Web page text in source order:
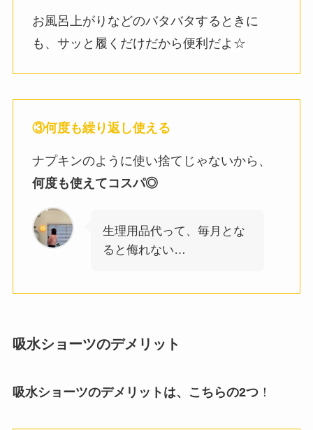
お風呂上がりなどのバタバタするときに
も、サッと履くだけだから便利だよ☆
③何度も繰り返し使える
ナプキンのように使い捨てじゃないから、
何度も使えてコスパ◎
生理用品代って、毎月とな
ると侮れない…
吸水ショーツのデメリット
吸水ショーツのデメリットは、こちらの2つ！